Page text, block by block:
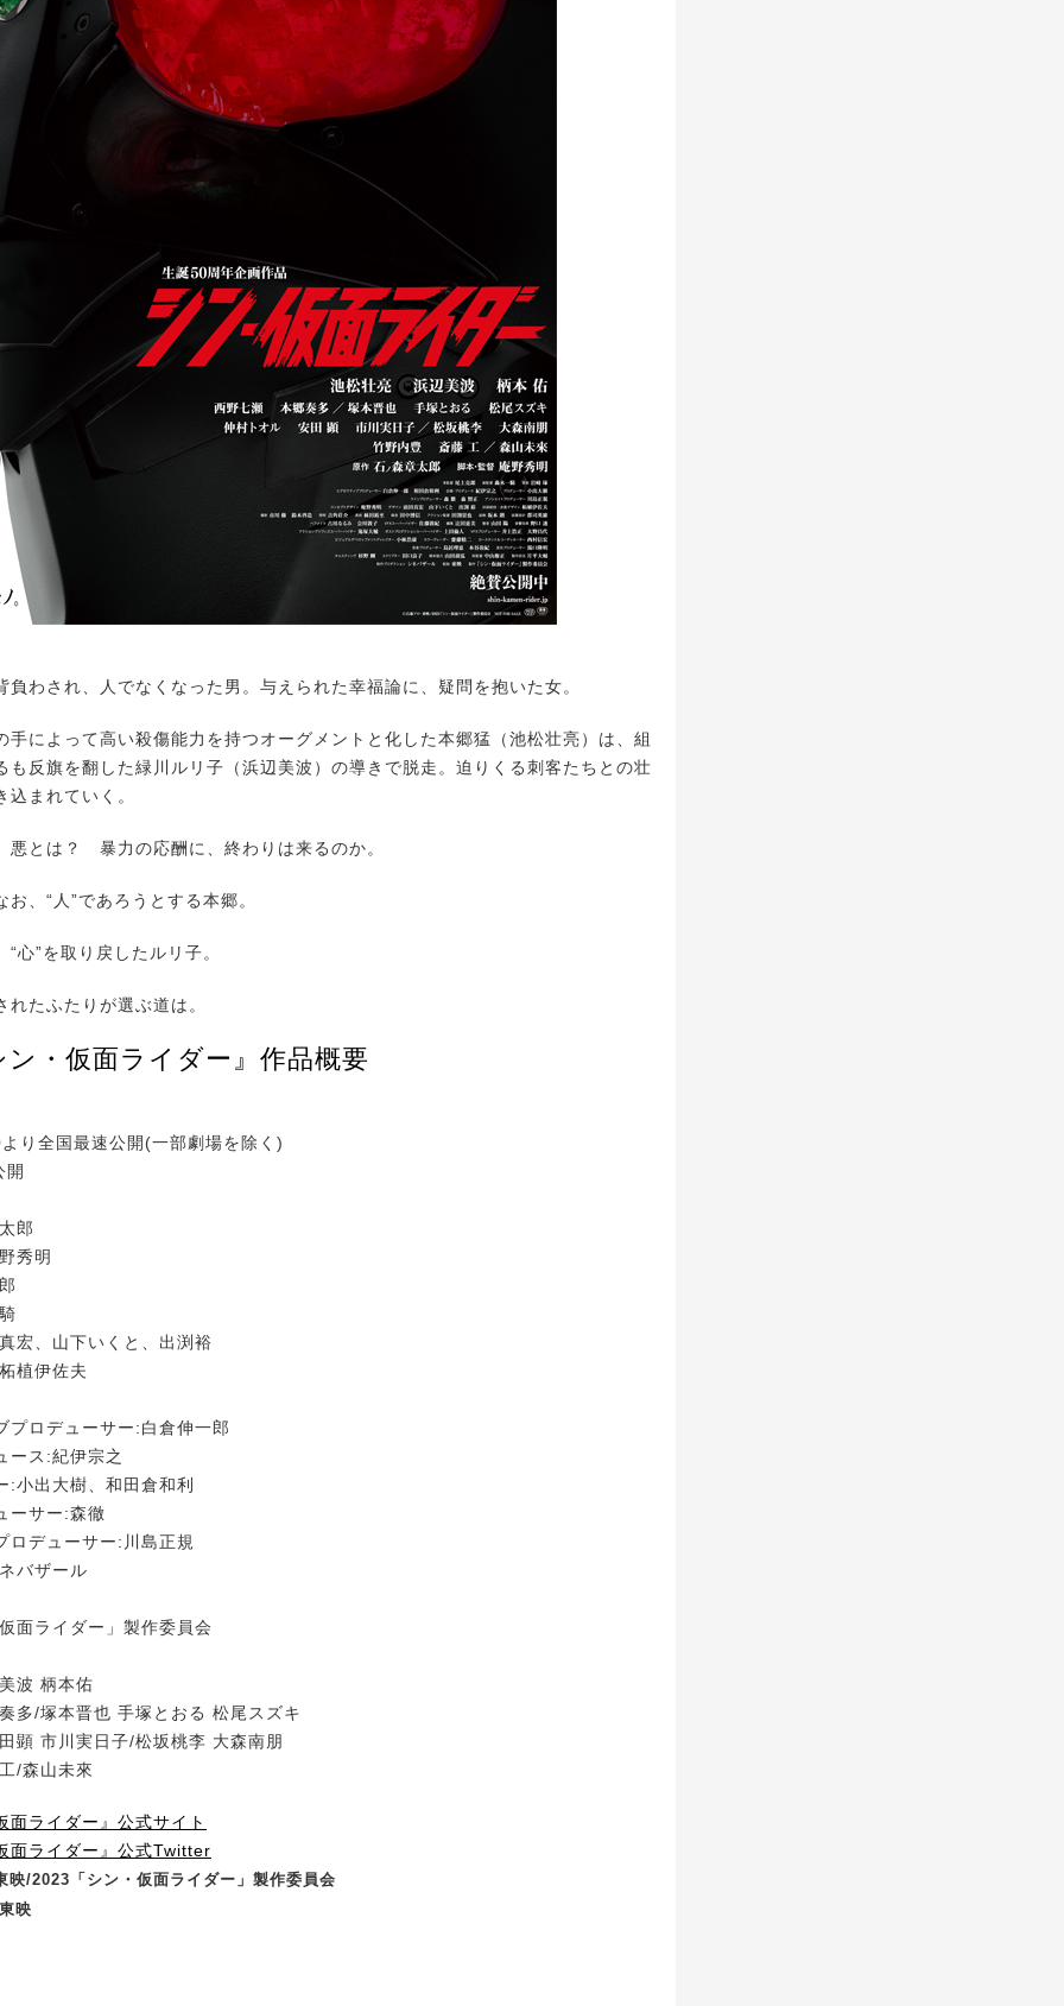
わされ、人でなくなった男。与えられた幸福論に、疑問を抱いた女。
によって高い殺傷能力を持つオーグメントと化した本郷猛（池松壮亮）は、組
も反旗を翻した緑川ルリ子（浜辺美波）の導きで脱走。迫りくる刺客たちとの壮
込まれていく。
とは？ 暴力の応酬に、終わりは来るのか。
、“人”であろうとする本郷。
”を取り戻したルリ子。
たふたりが選ぶ道は。
ン・仮面ライダー』作品概要
り全国最速公開(一部劇場を除く)
開
郎
秀明
宏、山下いくと、出渕裕
植伊佐夫
プロデューサー:白倉伸一郎
ース:紀伊宗之
:小出大樹、和田倉和利
ーサー:森徹
ロデューサー:川島正規
バザール
面ライダー」製作委員会
波 柄本佑
多/塚本晋也 手塚とおる 松尾スズキ
顕 市川実日子/松坂桃李 大森南朋
/森山未來
面ライダー』公式サイト
面ライダー』公式Twitter
映/2023「シン・仮面ライダー」製作委員会
映